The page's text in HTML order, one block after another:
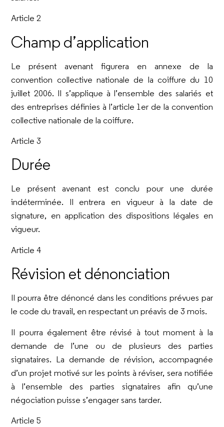
Article 2
Champ d’application
Le présent avenant figurera en annexe de la
convention collective nationale de la coiffure du 10
juillet 2006. Il s’applique à l’ensemble des salariés et
des entreprises définies à l’article 1er de la convention
collective nationale de la coiffure.
Article 3
Durée
Le présent avenant est conclu pour une durée
indéterminée. Il entrera en vigueur à la date de
signature, en application des dispositions légales en
vigueur.
Article 4
Révision et dénonciation
Il pourra être dénoncé dans les conditions prévues par
le code du travail, en respectant un préavis de 3 mois.
Il pourra également être révisé à tout moment à la
demande de l’une ou de plusieurs des parties
signataires. La demande de révision, accompagnée
d’un projet motivé sur les points à réviser, sera notifiée
à l’ensemble des parties signataires afin qu’une
négociation puisse s’engager sans tarder.
Article 5